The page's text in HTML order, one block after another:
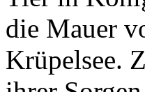
die Mauer
Krüpelsee.